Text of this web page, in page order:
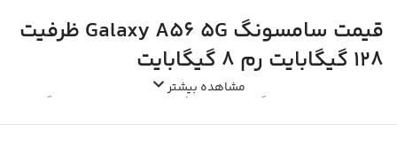
قیمت سامسونگ Galaxy A56 5G ظرفیت
128 گیگابایت رم 8 گیگابایت
قیمت موبایل سامسونگ Galaxy A56 5G به عوامل مختلفی بستگی
دارد. رنگ محصول یکی از مهم‌ترین فاکتورها در تعیین قیمت است.
مشاهده بیشتر